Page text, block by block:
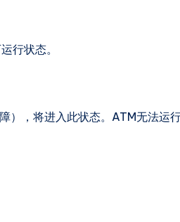
行状态。
），将进入此状态。ATM无法运